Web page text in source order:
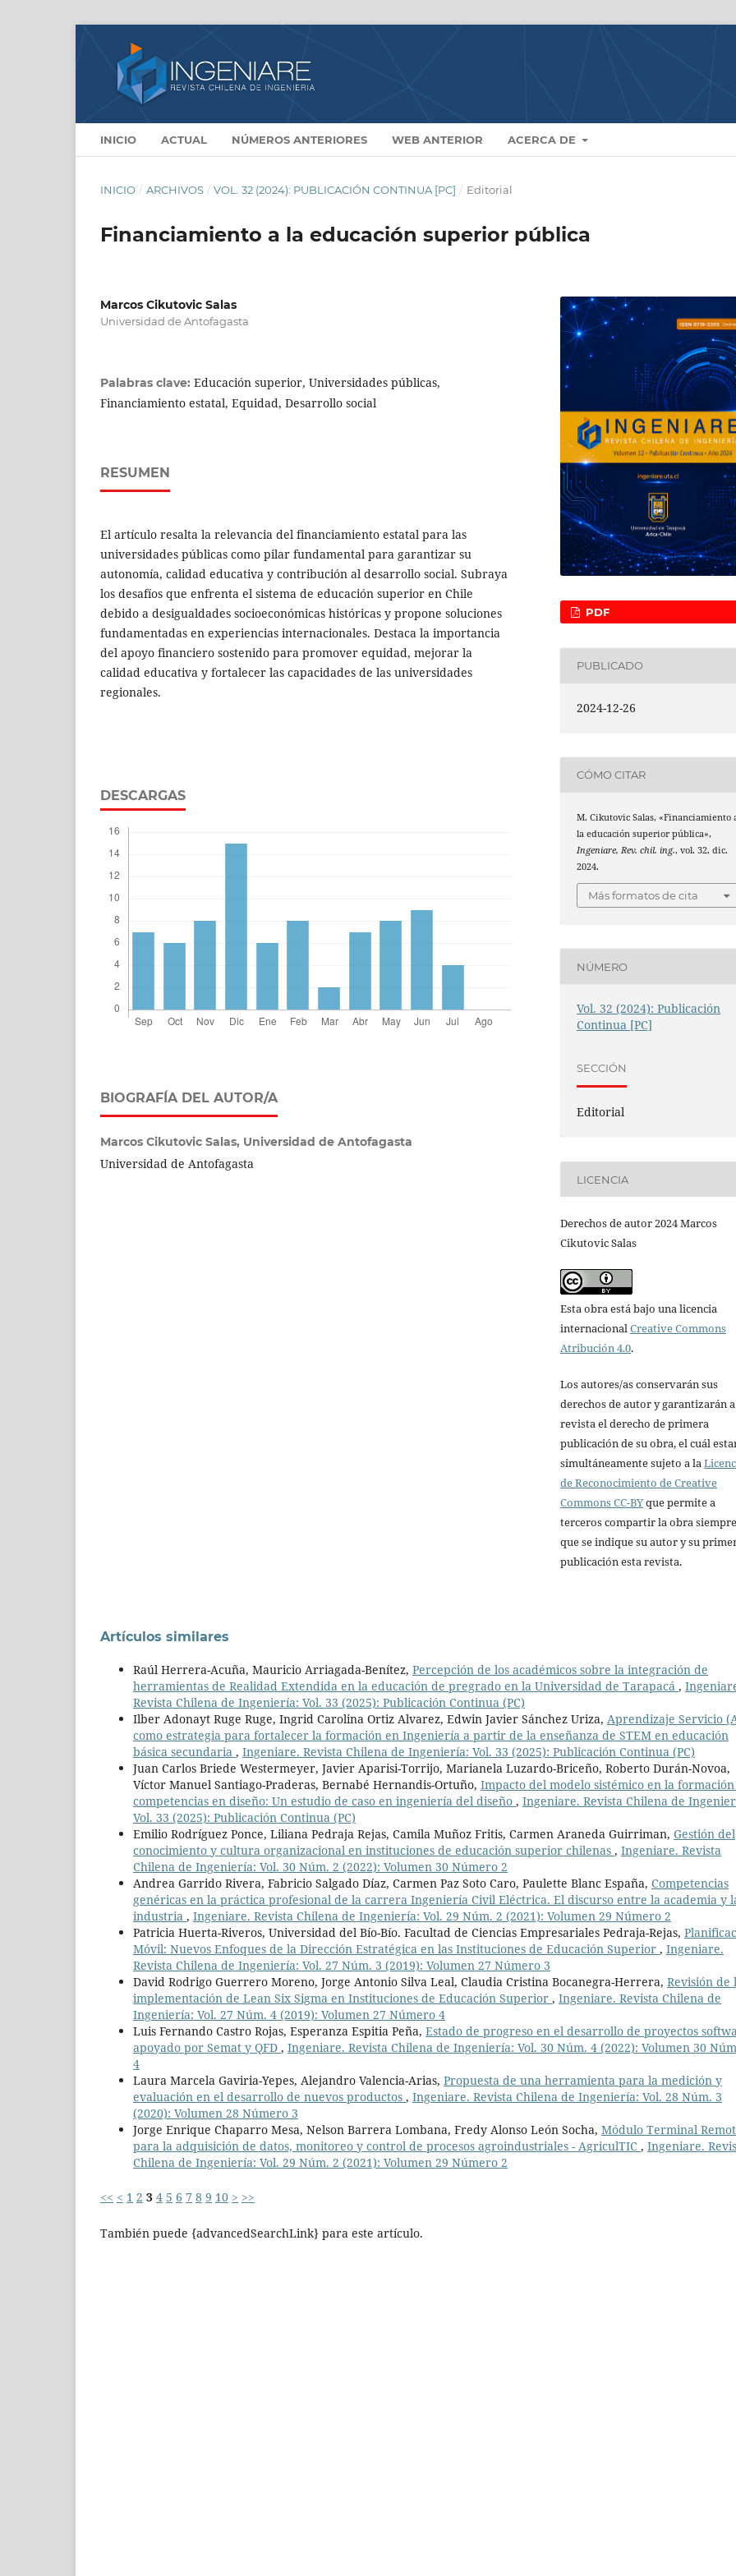
INICIO ACTUAL NÚMEROS ANTERIORES WEB ANTERIOR ACERCA DE
INICIO / ARCHIVOS / VOL. 32 (2024): PUBLICACIÓN CONTINUA [PC] / Editorial
Financiamiento a la educación superior pública
Marcos Cikutovic Salas
Universidad de Antofagasta
Palabras clave: Educación superior, Universidades públicas,
Financiamiento estatal, Equidad, Desarrollo social
RESUMEN
El artículo resalta la relevancia del financiamiento estatal para las
universidades públicas como pilar fundamental para garantizar su
autonomía, calidad educativa y contribución al desarrollo social. Subraya
los desafíos que enfrenta el sistema de educación superior en Chile
debido a desigualdades socioeconómicas históricas y propone soluciones
fundamentadas en experiencias internacionales. Destaca la importancia
del apoyo financiero sostenido para promover equidad, mejorar la
calidad educativa y fortalecer las capacidades de las universidades
regionales.
DESCARGAS
BIOGRAFÍA DEL AUTOR/A
Marcos Cikutovic Salas, Universidad de Antofagasta
Universidad de Antofagasta
PDF
PUBLICADO
2024-12-26
CÓMO CITAR
M. Cikutovic Salas, «Financiamiento
la educación superior pública»,
Ingeniare, Rev. chil. ing., vol. 32, dic.
2024.
Más formatos de cita
NÚMERO
Vol. 32 (2024): Publicación
Continua [PC]
SECCIÓN
Editorial
LICENCIA
Derechos de autor 2024 Marcos
Cikutovic Salas
Esta obra está bajo una licencia
internacionalCreative Commons
Atribución 4.0.
Los autores/as conservarán sus
derechos de autor y garantizarán
revista el derecho de primera
publicación de su obra, el cuál
simultáneamente sujeto a la
de Reconocimiento de Creative
Commons CC-BYque permite a
terceros compartir la obra siempre
que se indique su autor y su
publicación esta revista.
Artículos similares
Raúl Herrera-Acuña, Mauricio Arriagada-Benítez, Percepción de los académicos sobre la integración de
herramientas de Realidad Extendida en la educación de pregrado en la Universidad de Tarapacá ,
Revista Chilena de Ingeniería: Vol. 33 (2025): Publicación Continua (PC)
Ilber Adonayt Ruge Ruge, Ingrid Carolina Ortiz Alvarez, Edwin Javier Sánchez Uriza, Aprendizaje Servicio
como estrategia para fortalecer la formación en Ingeniería a partir de la enseñanza de STEM en educación
básica secundaria , Ingeniare. Revista Chilena de Ingeniería: Vol. 33 (2025): Publicación Continua (PC)
Juan Carlos Briede Westermeyer, Javier Aparisi-Torrijo, Marianela Luzardo-Briceño, Roberto Durán-Novoa,
Víctor Manuel Santiago-Praderas, Bernabé Hernandis-Ortuño, Impacto del modelo sistémico en la
competencias en diseño: Un estudio de caso en ingeniería del diseño , Ingeniare. Revista Chilena de
Vol. 33 (2025): Publicación Continua (PC)
Emilio Rodríguez Ponce, Liliana Pedraja Rejas, Camila Muñoz Fritis, Carmen Araneda Guirriman, Gestión del
conocimiento y cultura organizacional en instituciones de educación superior chilenas , Ingeniare. Revista
Chilena de Ingeniería: Vol. 30 Núm. 2 (2022): Volumen 30 Número 2
Andrea Garrido Rivera, Fabricio Salgado Díaz, Carmen Paz Soto Caro, Paulette Blanc España, Competencias
genéricas en la práctica profesional de la carrera Ingeniería Civil Eléctrica. El discurso entre la academia y
industria , Ingeniare. Revista Chilena de Ingeniería: Vol. 29 Núm. 2 (2021): Volumen 29 Número 2
Patricia Huerta-Riveros, Universidad del Bío-Bío. Facultad de Ciencias Empresariales Pedraja-Rejas,
Móvil: Nuevos Enfoques de la Dirección Estratégica en las Instituciones de Educación Superior , Ingeniare.
Revista Chilena de Ingeniería: Vol. 27 Núm. 3 (2019): Volumen 27 Número 3
David Rodrigo Guerrero Moreno, Jorge Antonio Silva Leal, Claudia Cristina Bocanegra-Herrera, Revisión de
implementación de Lean Six Sigma en Instituciones de Educación Superior , Ingeniare. Revista Chilena de
Ingeniería: Vol. 27 Núm. 4 (2019): Volumen 27 Número 4
Luis Fernando Castro Rojas, Esperanza Espitia Peña, Estado de progreso en el desarrollo de proyectos
apoyado por Semat y QFD , Ingeniare. Revista Chilena de Ingeniería: Vol. 30 Núm. 4 (2022): Volumen 30
4
Laura Marcela Gaviria-Yepes, Alejandro Valencia-Arias, Propuesta de una herramienta para la medición y
evaluación en el desarrollo de nuevos productos , Ingeniare. Revista Chilena de Ingeniería: Vol. 28 Núm. 3
(2020): Volumen 28 Número 3
Jorge Enrique Chaparro Mesa, Nelson Barrera Lombana, Fredy Alonso León Socha, Módulo Terminal
para la adquisición de datos, monitoreo y control de procesos agroindustriales - AgriculTIC , Ingeniare.
Chilena de Ingeniería: Vol. 29 Núm. 2 (2021): Volumen 29 Número 2
<< < 1 2 3 4 5 6 7 8 9 10 > >>
También puede {advancedSearchLink} para este artículo.